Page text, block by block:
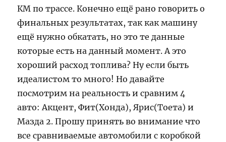
КМ по трассе. Конечно ещё рано говорить о
финальных результатах, так как машину
ещё нужно обкатать, но это те данные
которые есть на данный момент. А это
хороший расход топлива? Ну если быть
идеалистом то много! Но давайте
посмотрим на реальность и сравним 4
авто: Акцент, Фит(Хонда), Ярис(Тоета) и
Мазда 2. Прошу принять во внимание что
все сравниваемые автомобили с коробкой